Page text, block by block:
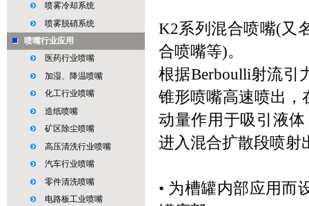
喷雾冷却系统
喷雾脱硝系统
喷嘴行业应用
医药行业喷嘴
加湿、降温喷嘴
化工行业喷嘴
造纸喷嘴
矿区除尘喷嘴
高压清洗行业喷嘴
汽车行业喷嘴
零件清洗喷嘴
电路板工业喷嘴
K2系列混合喷嘴(又
合喷嘴等)。
根据Berboulli射流引
锥形喷嘴高速喷出，
动量作用于吸引液
进入混合扩散段喷
• 为槽罐内部应用而